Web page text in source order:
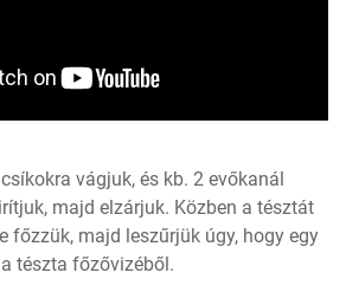
vágjuk, és kb. 2 evőkanál
majd elzárjuk. Közben a tésztát
főzzük, majd leszűrjük úgy, hogy egy
tészta főzővizéből.